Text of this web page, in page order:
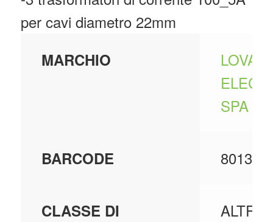
per cavi diametro 22mm
MARCHIO
SPA
BARCODE
CLASSE DI
ALTRI